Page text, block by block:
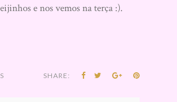
e nos vemos na terça :).
SHARE: